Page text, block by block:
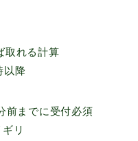
取れる計算
以降
前までに受付必須
リ